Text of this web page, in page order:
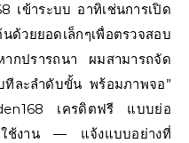
เข้าระบบ อาทิเช่นการเปิด
วยยอดเล็กๆเพื่อตรวจสอบ
กปรารถนา ผมสามารถจัด
ละลำดับขั้น พร้อมภาพจอ”
เครดิตฟรี แบบย่อ
ใช้งาน — แจ้งแบบอย่างที่